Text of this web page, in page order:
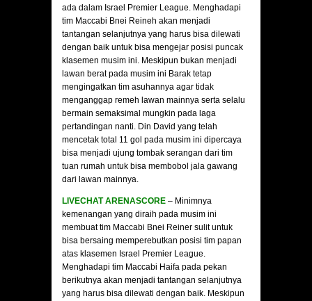
ada dalam Israel Premier League. Menghadapi
tim Maccabi Bnei Reineh akan menjadi
tantangan selanjutnya yang harus bisa dilewati
dengan baik untuk bisa mengejar posisi puncak
klasemen musim ini. Meskipun bukan menjadi
lawan berat pada musim ini Barak tetap
mengingatkan tim asuhannya agar tidak
menganggap remeh lawan mainnya serta selalu
bermain semaksimal mungkin pada laga
pertandingan nanti. Din David yang telah
mencetak total 11 gol pada musim ini dipercaya
bisa menjadi ujung tombak serangan dari tim
tuan rumah untuk bisa membobol jala gawang
dari lawan mainnya.
LIVECHAT ARENASCORE – Minimnya
kemenangan yang diraih pada musim ini
membuat tim Maccabi Bnei Reiner sulit untuk
bisa bersaing memperebutkan posisi tim papan
atas klasemen Israel Premier League.
Menghadapi tim Maccabi Haifa pada pekan
berikutnya akan menjadi tantangan selanjutnya
yang harus bisa dilewati dengan baik. Meskipun